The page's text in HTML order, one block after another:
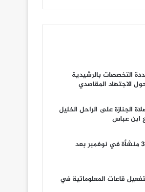
التخصصات بالرشيدية
الاجتهاد المقاصدي
الجنازة على الراحل الخليل
ابن عباس
وزير الصحة: إغلاق 33 منشأة في نوفمبر بعد
قاعات المعلوماتية في